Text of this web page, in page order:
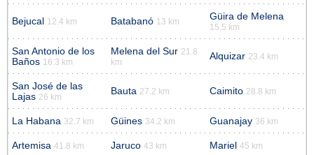
Bejucal 12.4 km Batabanó 13 km Güira de Melena
15.5 km
San Antonio de los
Baños 16.3 km
Melena del Sur 21.8
km
Alquizar 23.4 km
San José de las
Lajas 26 km
Bauta 27.2 km Caimito 28.8 km
La Habana 32.7 km Güines 34.2 km Guanajay 36 km
Artemisa 41.8 km Jaruco 43 km Mariel 45 km